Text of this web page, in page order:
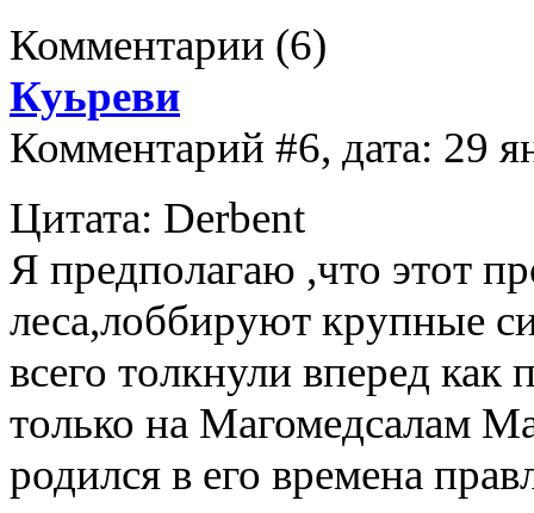
Комментарии (6)
Куьреви
Комментарий #6, дата: 29
Цитата: Derbent
Я предполагаю ,что этот
леса,лоббируют крупные
всего толкнули вперед
только на Магомедсалам
родился в его времена